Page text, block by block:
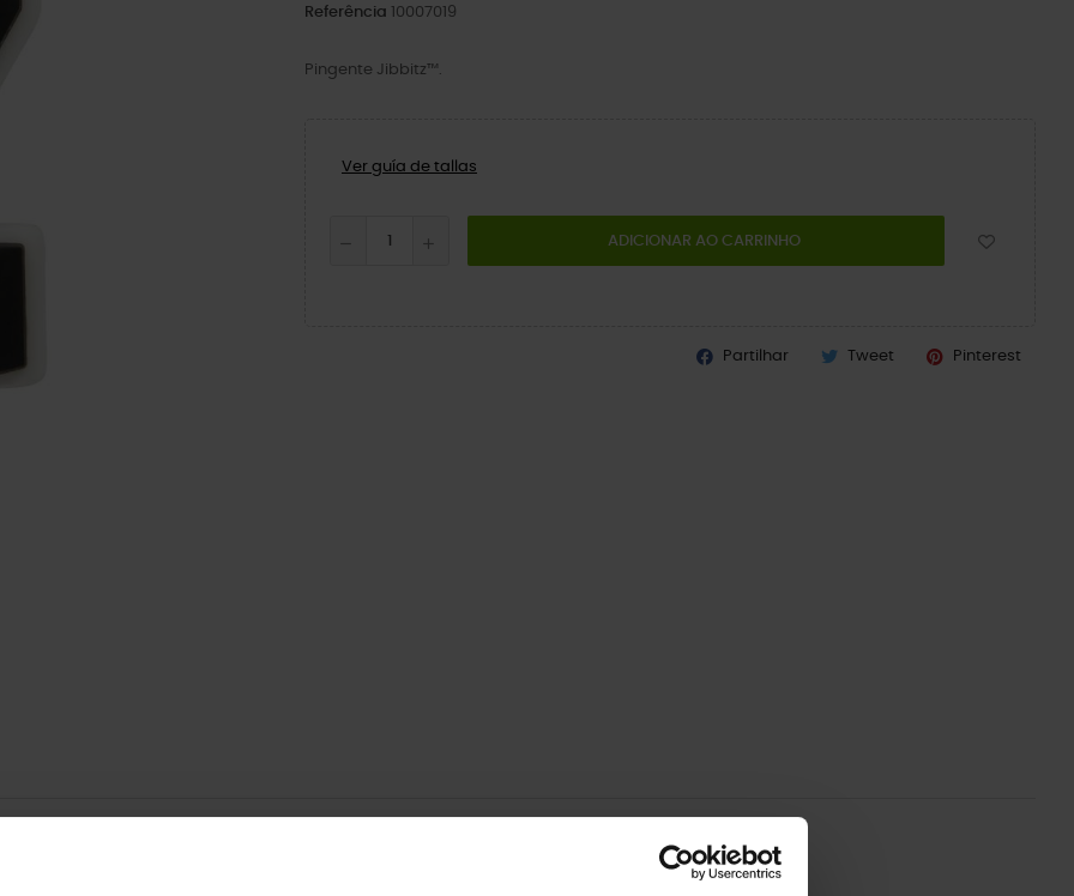
Referência 10007019
Pingente Jibbitz™.
Ver guía de tallas
ADICIONAR AO CARRINHO
Partilhar Tweet Pinterest
Jibbitz™. Eles são o complemento perfeito para seus tamancos e sandálias favoritos.
de 3 anos.